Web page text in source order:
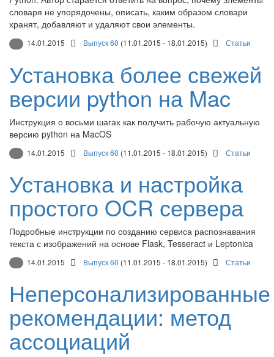
словаря не упорядочены, описать, каким образом словари
хранят, добавляют и удаляют свои элементы.
14.01.2015 Выпуск 60 (11.01.2015 - 18.01.2015) Статьи
Установка более свежей
версии python на Mac
Инструкция о восьми шагах как получить рабочую актуальную
версию python на MacOS
14.01.2015 Выпуск 60 (11.01.2015 - 18.01.2015) Статьи
Установка и настройка
простого OCR сервера
Подробные инструкции по созданию сервиса распознавания
текста с изображений на основе Flask, Tesseract и Leptonica
14.01.2015 Выпуск 60 (11.01.2015 - 18.01.2015) Статьи
Неперсонализированные
рекомендации: метод
ассоциаций